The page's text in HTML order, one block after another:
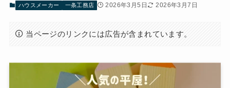
ハウスメーカー 一条工務店 2026年3月5日 2026年3月7日
当ページのリンクには広告が含まれています。